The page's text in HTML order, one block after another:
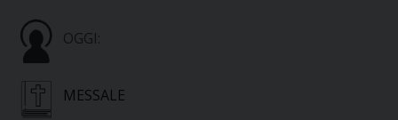
OGGI:
MESSALE